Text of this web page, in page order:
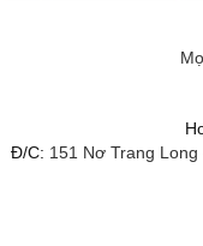
Đ/C: 151 Nơ Trang